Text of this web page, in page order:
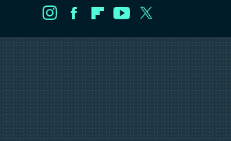
InstagramFacebookFlipboard
Youtube